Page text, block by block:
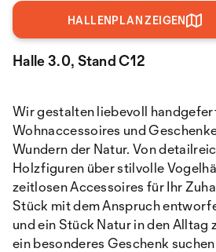
HALLENPLAN ZEIGEN
Halle 3.0, Stand C12
Wir gestalten liebevoll
Wohnaccessoires und
Wundern der Natur. Von
Holzfiguren über stilvolle
zeitlosen Accessoires für Ihr
Stück mit dem Anspruch
und ein Stück Natur in den Alltag
ein besonderes Geschenk